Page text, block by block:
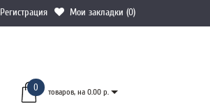
Регистрация Мои закладки (0)
0 товаров, на 0.00 р.